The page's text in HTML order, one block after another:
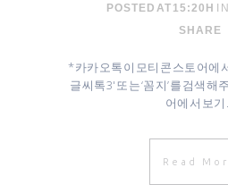
POSTED AT 15:20H IN
SHARE
* 카카오톡 이모티콘 스토어에
글씨톡3' 또는 ‘꼼지’를 검색해
어에서 보기
Read